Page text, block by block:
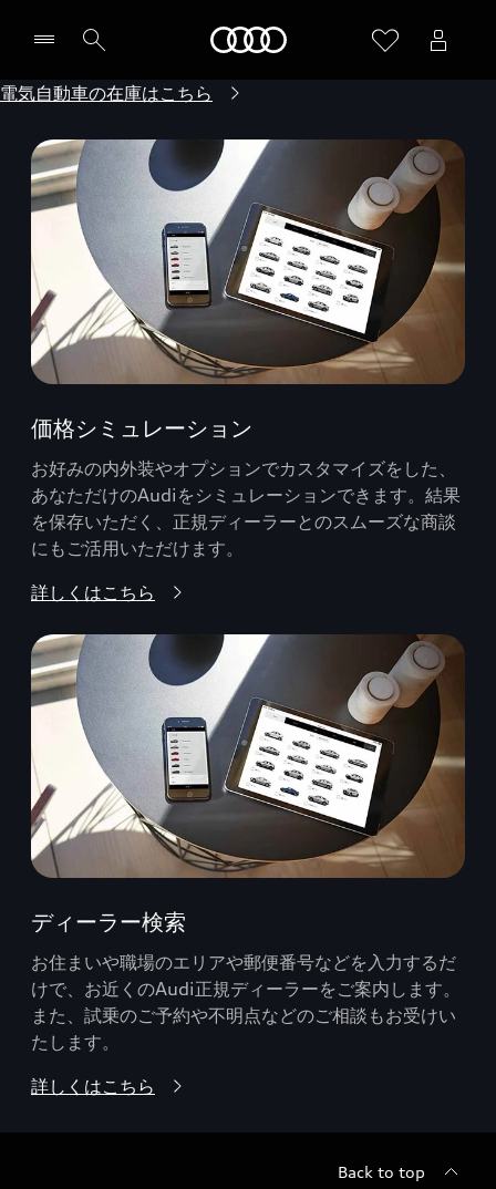
電気自動車の在庫はこちら
価格シミュレーション
お好みの内外装やオプションでカスタマイズをした、
あなただけのAudiをシミュレーションできます。結果
を保存いただく、正規ディーラーとのスムーズな商談
にもご活用いただけます。
詳しくはこちら
ディーラー検索
お住まいや職場のエリアや郵便番号などを入力するだ
けで、お近くのAudi正規ディーラーをご案内します。
また、試乗のご予約や不明点などのご相談もお受けい
たします。
詳しくはこちら
Back to top